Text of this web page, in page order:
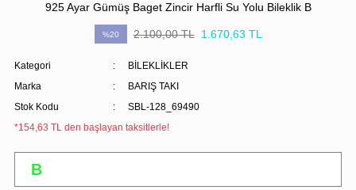
925 Ayar Gümüş Baget Zincir Harfli Su Yolu Bileklik B
%20 2.100,00 TL 1.670,63 TL
Kategori
BİLEKLİKLER
Marka
BARIŞ TAKI
Stok Kodu
SBL-128_69490
*154,63 TL den başlayan taksitlerle!